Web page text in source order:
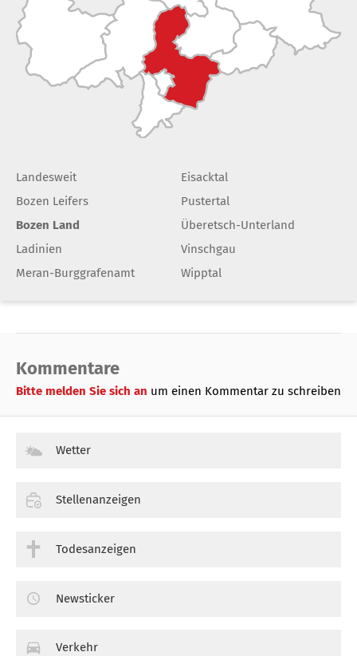
Landesweit
Bozen Leifers
Bozen Land
Ladinien
Meran-Burggrafenamt
Eisacktal
Pustertal
Überetsch-Unterland
Vinschgau
Wipptal
Kommentare
Bitte melden Sie sich an um einen Kommentar zu schreiben
Wetter
Stellenanzeigen
Todesanzeigen
Newsticker
Verkehr